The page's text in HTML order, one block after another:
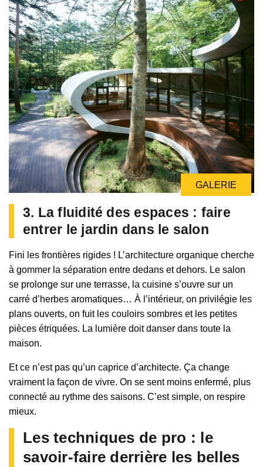
GALERIE
3. La fluidité des espaces : faire
entrer le jardin dans le salon
Fini les frontières rigides ! L’architecture organique cherche
à gommer la séparation entre dedans et dehors. Le salon
se prolonge sur une terrasse, la cuisine s’ouvre sur un
carré d’herbes aromatiques… À l’intérieur, on privilégie les
plans ouverts, on fuit les couloirs sombres et les petites
pièces étriquées. La lumière doit danser dans toute la
maison.
Et ce n’est pas qu’un caprice d’architecte. Ça change
vraiment la façon de vivre. On se sent moins enfermé, plus
connecté au rythme des saisons. C’est simple, on respire
mieux.
Les techniques de pro : le
savoir-faire derrière les belles